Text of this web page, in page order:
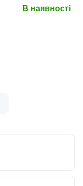
В наявності